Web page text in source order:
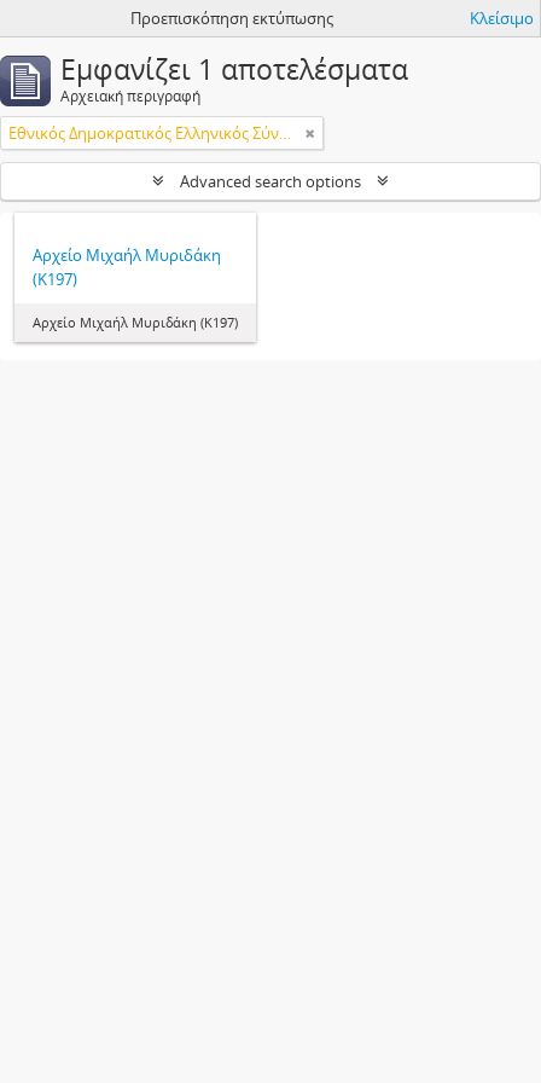
Προεπισκόπηση εκτύπωσης Κλείσιμο
Εμφανίζει 1 αποτελέσματα
Αρχειακή περιγραφή
Εθνικός Δημοκρατικός Ελληνικός Σύνδεσμος (ΕΔΕΣ)
Advanced search options
Αρχείο Μιχαήλ Μυριδάκη
(Κ197)
Αρχείο Μιχαήλ Μυριδάκη (Κ197)